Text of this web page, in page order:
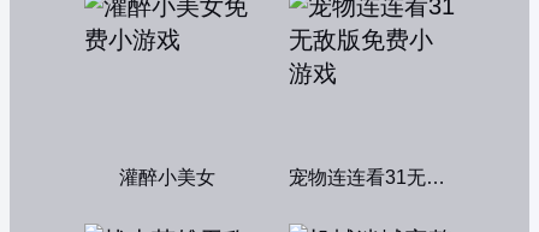
灌醉小美女 宠物连连看31无敌版